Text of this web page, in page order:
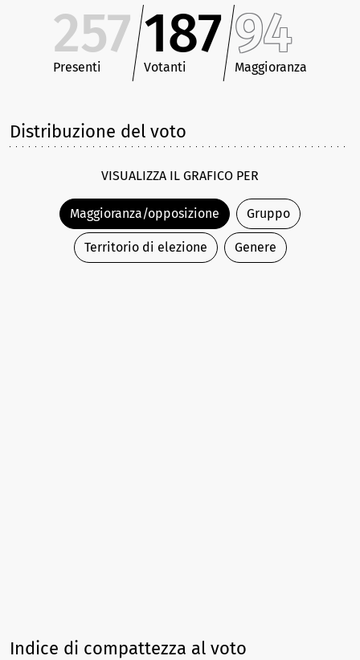
257
Presenti
187
Votanti
94
Maggioranza
Distribuzione del voto
VISUALIZZA IL GRAFICO PER
Maggioranza/opposizione Gruppo
Territorio di elezione Genere
Indice di compattezza al voto